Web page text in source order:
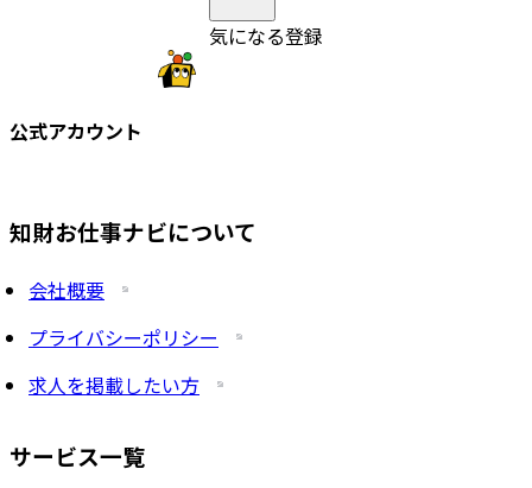
気になる登録
公式アカウント
知財お仕事ナビについて
会社概要
プライバシーポリシー
求人を掲載したい方
サービス一覧